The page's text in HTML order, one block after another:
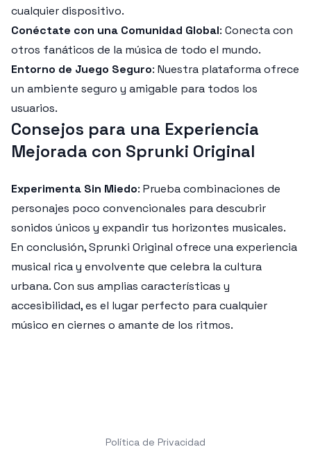
cualquier dispositivo.
Conéctate con una Comunidad Global: Conecta con
otros fanáticos de la música de todo el mundo.
Entorno de Juego Seguro: Nuestra plataforma ofrece
un ambiente seguro y amigable para todos los
usuarios.
Consejos para una Experiencia
Mejorada con Sprunki Original
Experimenta Sin Miedo: Prueba combinaciones de
personajes poco convencionales para descubrir
sonidos únicos y expandir tus horizontes musicales.
En conclusión, Sprunki Original ofrece una experiencia
musical rica y envolvente que celebra la cultura
urbana. Con sus amplias características y
accesibilidad, es el lugar perfecto para cualquier
músico en ciernes o amante de los ritmos.
Política de Privacidad